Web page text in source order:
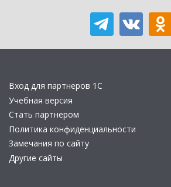
Вход для партнеров 1С
Учебная версия
Стать партнером
Политика конфиденциальности
Замечания по сайту
Другие сайты